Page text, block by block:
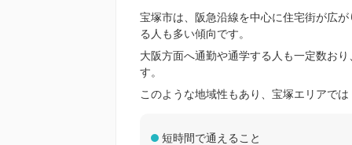
宝塚市は、阪急沿線を中心に住宅街が広
る人も多い傾向です。
大阪方面へ通勤や通学する人も一定数お
す。
このような地域性もあり、宝塚エリアでは
短時間で通えること